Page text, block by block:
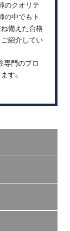
のクオリテ
の中でもト
備えた合格
紹介してい
専門のプロ
す。